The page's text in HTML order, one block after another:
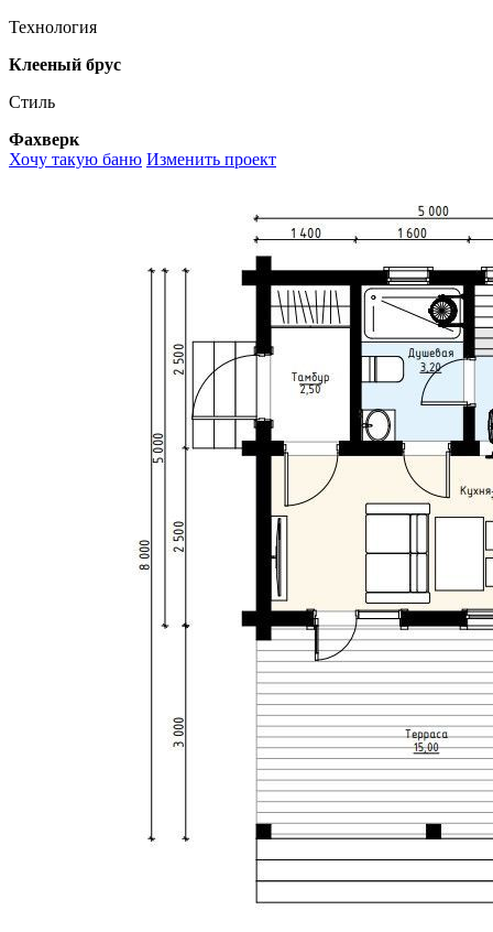
Технология
Клееный брус
Стиль
Фахверк
Хочу такую баню Изменить проект